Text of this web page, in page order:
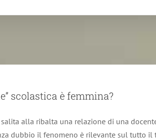
scolastica è femmina?
alla ribalta una relazione di una
dubbio il fenomeno è rilevante sul tutto il